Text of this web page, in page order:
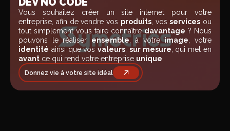
Vous souhaitez créer un site internet pour votre
entreprise, afin de vendre vos produits, vosservices ou
tout simplement vous faire connaîtredavantage ? Nous
pouvons le réaliser ensemble, à votreimage , votre
identité ainsi que vosvaleurs ,sur mesure , qui met en
avant ce qui rend votre entreprise unique
Donnez vie à votre site idéal